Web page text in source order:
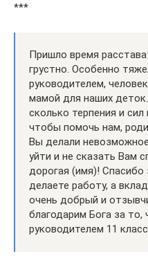
***
Пришло время
грустно. Особенно
руководителем,
мамой для наших
сколько терпения и
чтобы помочь нам,
Вы делали
уйти и не сказать Вам
дорогая (имя)! Спасибо
делаете работу, а
очень добрый и
благодарим Бога за
руководителем 11